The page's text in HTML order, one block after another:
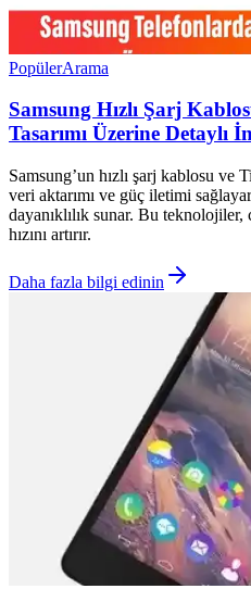
PopülerArama
Samsung Hızlı Şarj
Tasarımı Üzerine Detaylı
Samsung’un hızlı şarj kablosu ve
veri aktarımı ve güç iletimi
dayanıklılık sunar. Bu teknolojiler,
hızını artırır.
Daha fazla bilgi edinin